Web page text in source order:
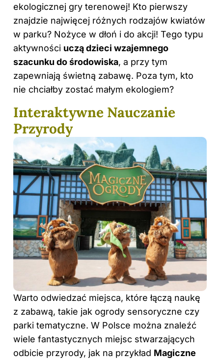
ekologicznej gry terenowej! Kto pierwszy
znajdzie najwięcej różnych rodzajów kwiatów
w parku? Nożyce w dłoń i do akcji! Tego typu
aktywności uczą dzieci wzajemnego
szacunku do środowiska, a przy tym
zapewniają świetną zabawę. Poza tym, kto
nie chciałby zostać małym ekologiem?
Interaktywne Nauczanie
Przyrody
Warto odwiedzać miejsca, które łączą naukę
z zabawą, takie jak ogrody sensoryczne czy
parki tematyczne. W Polsce można znaleźć
wiele fantastycznych miejsc stwarzających
odbicie przyrody, jak na przykład Magiczne